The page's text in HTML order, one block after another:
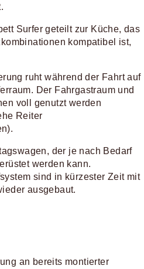
Surfer geteilt zur Küche, das
kompatibel ist,
ruht während der Fahrt auf
Der Fahrgastraum und
voll genutzt werden
Reiter
der je nach Bedarf
werden kann.
sind in kürzester Zeit mit
ausgebaut.
an bereits montierter